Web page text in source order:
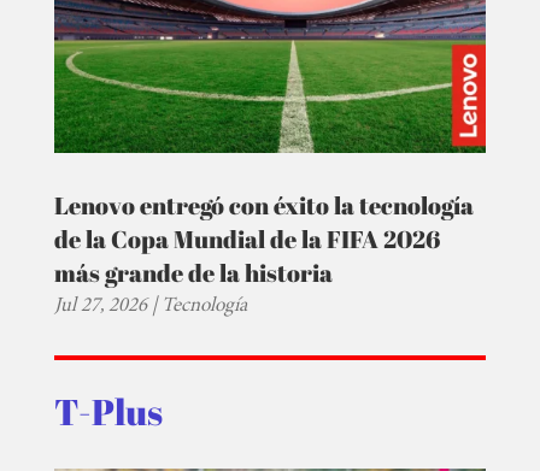
Lenovo entregó con éxito la tecnología
de la Copa Mundial de la FIFA 2026
más grande de la historia
Jul 27, 2026|Tecnología
T-Plus